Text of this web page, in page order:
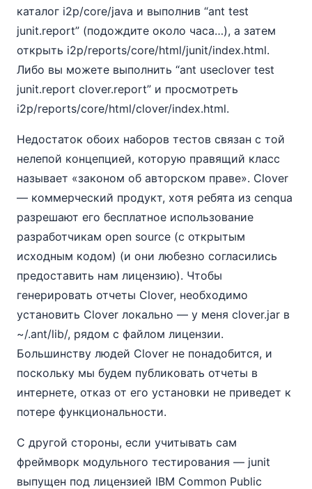
каталог i2p/core/java и выполнив “ant test
junit.report” (подождите около часа…), а затем
открыть i2p/reports/core/html/junit/index.html.
Либо вы можете выполнить “ant useclover test
junit.report clover.report” и просмотреть
i2p/reports/core/html/clover/index.html.
Недостаток обоих наборов тестов связан с той
нелепой концепцией, которую правящий класс
называет «законом об авторском праве». Clover
— коммерческий продукт, хотя ребята из cenqua
разрешают его бесплатное использование
разработчикам open source (с открытым
исходным кодом) (и они любезно согласились
предоставить нам лицензию). Чтобы
генерировать отчеты Clover, необходимо
установить Clover локально — у меня clover.jar в
~/.ant/lib/, рядом с файлом лицензии.
Большинству людей Clover не понадобится, и
поскольку мы будем публиковать отчеты в
интернете, отказ от его установки не приведет к
потере функциональности.
С другой стороны, если учитывать сам
фреймворк модульного тестирования — junit
выпущен под лицензией IBM Common Public